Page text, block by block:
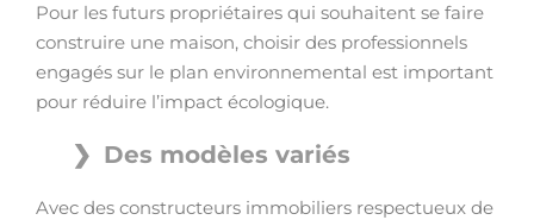
Pour les futurs propriétaires qui souhaitent se faire
construire une maison, choisir des professionnels
engagés sur le plan environnemental est important
pour réduire l’impact écologique.
Des modèles variés
Avec des constructeurs immobiliers respectueux de